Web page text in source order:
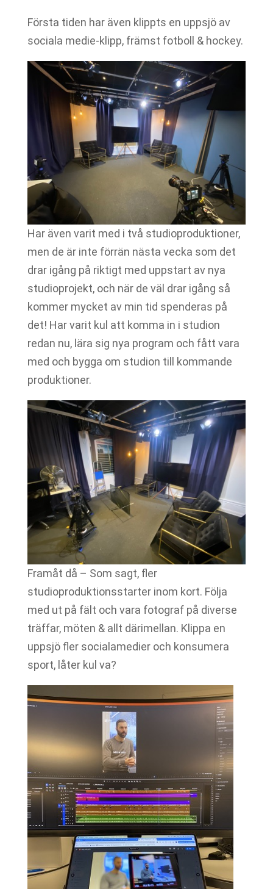
Första tiden har även klippts en uppsjö av
sociala medie-klipp, främst fotboll & hockey.
Har även varit med i två studioproduktioner,
men de är inte förrän nästa vecka som det
drar igång på riktigt med uppstart av nya
studioprojekt, och när de väl drar igång så
kommer mycket av min tid spenderas på
det! Har varit kul att komma in i studion
redan nu, lära sig nya program och fått vara
med och bygga om studion till kommande
produktioner.
Framåt då – Som sagt, fler
studioproduktionsstarter inom kort. Följa
med ut på fält och vara fotograf på diverse
träffar, möten & allt därimellan. Klippa en
uppsjö fler socialamedier och konsumera
sport, låter kul va?